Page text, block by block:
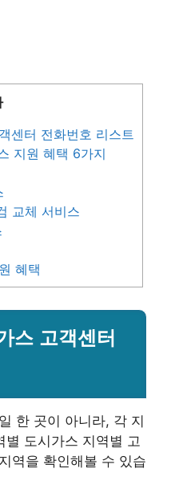
센터 전화번호 리스트
지원 혜택 6가지
교체 서비스
혜택
스 고객센터
한 곳이 아니라, 각 지
별 도시가스 지역별 고
역을 확인해볼 수 있습